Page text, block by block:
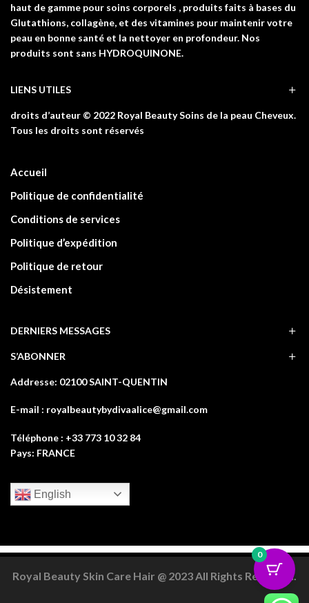
haut de gamme pour soins corporels , produits faits à bases du
Glutathions, collagène, et des vitamines pour maintenir votre
peau en bonne santé et la nettoyer en profondeur. Nos
produits sont sans HYDROQUINONE.
LIENS UTILES
droits d’auteur © 2022 Royal Beauty Soins de la peau Cheveux.
Tous les droits sont réservés
Accueil
Politique de confidentialité
Conditions de services
Politique d’expédition
Politique de retour
Désistement
DERNIERS MESSAGES
S’ABONNER
Addresse: 02100 SAINT-QUENTIN
E-mail : royalbeautybydivaalice@gmail.com
Téléphone : +33 773 10 32 84
Pays: FRANCE
English
Royal Beauty Skin Care Hair @ 2023 All Rights Reserved.
0